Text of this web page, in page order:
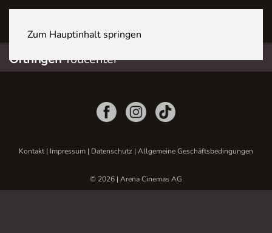
Zum Hauptinhalt springen
OftringenYoucenter
Kontakt| Impressum | Datenschutz | Allgemeine Geschäftsbedingungen
© 2026 | Arena Cinemas AG